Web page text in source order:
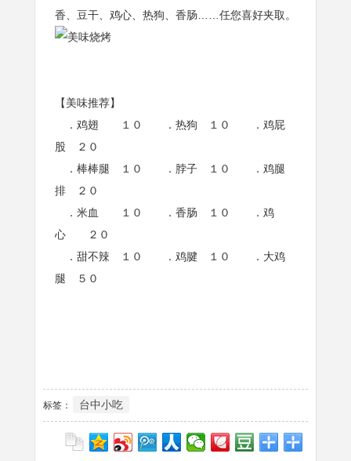
香、豆干、鸡心、热狗、香肠……任您喜好夹取。
【美味推荐】
．鸡翅 １０ ．热狗 １０ ．鸡屁
股 ２０
．棒棒腿 １０ ．脖子 １０ ．鸡腿
排 ２０
．米血 １０ ．香肠 １０ ．鸡
心 ２０
．甜不辣 １０ ．鸡腱 １０ ．大鸡
腿 ５０
标签： 台中小吃